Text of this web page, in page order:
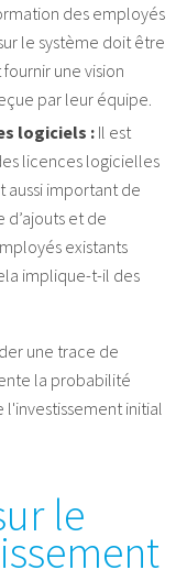
des employés
le système doit être
une vision
par leur équipe.
logiciels : Il est
licences logicielles
aussi important de
et de
existants
implique-t-il des
une trace de
la probabilité
initial
le